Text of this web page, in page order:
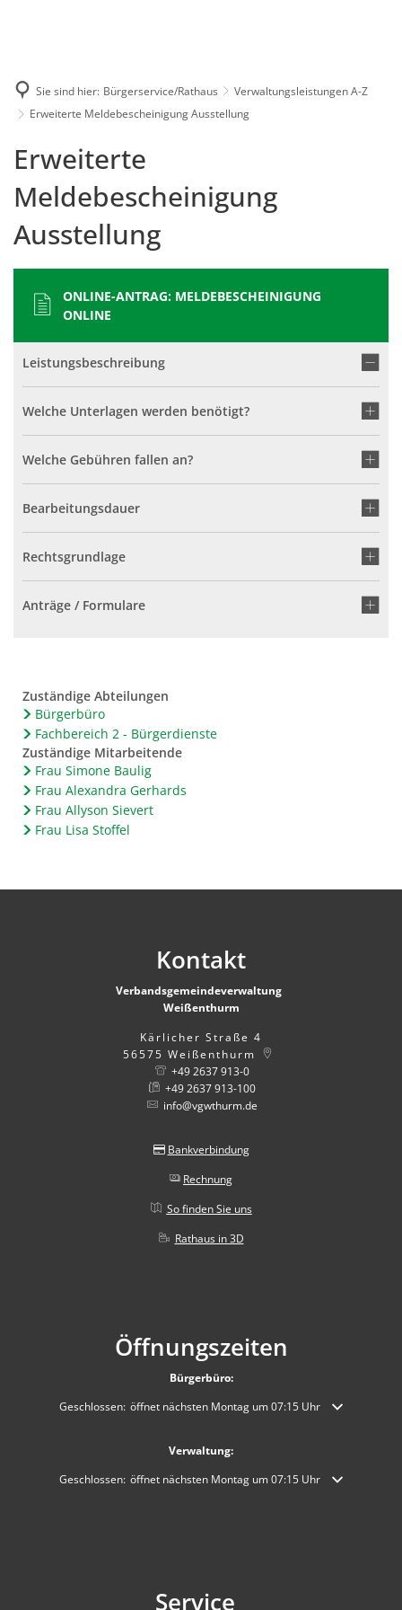
Sie sind hier: Bürgerservice/Rathaus
Verwaltungsleistungen A-Z
Erweiterte Meldebescheinigung Ausstellung
Erweiterte
Meldebescheinigung
Ausstellung
MELDEBESCHEINIGUNG
ONLINE
Leistungsbeschreibung
Welche Unterlagen werden benötigt?
Welche Gebühren fallen an?
Bearbeitungsdauer
Rechtsgrundlage
Anträge / Formulare
Zuständige Abteilungen
Bürgerbüro
Fachbereich 2 - Bürgerdienste
Zuständige Mitarbeitende
Frau Simone Baulig
Frau Alexandra Gerhards
Frau Allyson Sievert
Frau Lisa Stoffel
Kontakt
Verbandsgemeindeverwaltung
Weißenthurm
Kärlicher Straße 4
56575 Weißenthurm
+49 2637 913-0
+49 2637 913-100
info@vgwthurm.de
Bankverbindung
Rechnung
So finden Sie uns
Rathaus in 3D
Öffnungszeiten
Bürgerbüro:
Klicken, um weitere Öffnungs- oder Schließzeiten auszublenden
Geschlossen: öffnet nächsten Montag um 07:15 Uhr
Verwaltung:
Klicken, um weitere Öffnungs- oder Schließzeiten auszublenden
Geschlossen: öffnet nächsten Montag um 07:15 Uhr
Service